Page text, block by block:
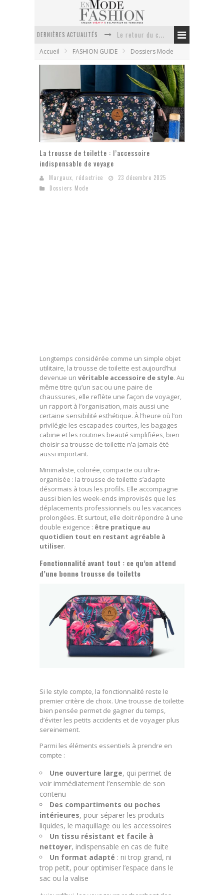
DERNIÈRES ACTUALITÉS
Le retour du cachemire version casual
Doudoune pour femme : choisir la pièce idéale entre style, chaleur et durabilité
La trousse de toilette : l’accessoire indispensable de voyage
Week-end spa en automne : quel maillot de bain choisir ?
Pourquoi le costume sur mesure à Paris est un incontournable de l’élégance contemporaine ?
Anti chute cheveux homme : quelles solutions pour renforcer sa chevelure ?
Accueil FASHION GUIDE Dossiers Mode
La trousse de toilette : l’accessoire
indispensable de voyage
Margaux, rédactrice
23 décembre 2025
Dossiers Mode
Longtemps considérée comme un simple objet
utilitaire, la trousse de toilette est aujourd’hui
devenue un véritable accessoire de style. Au
même titre qu’un sac ou une paire de
chaussures, elle reflète une façon de voyager,
un rapport à l’organisation, mais aussi une
certaine sensibilité esthétique. À l’heure où l’on
privilégie les escapades courtes, les bagages
cabine et les routines beauté simplifiées, bien
choisir sa trousse de toilette n’a jamais été
aussi important.
Minimaliste, colorée, compacte ou ultra-
organisée : la trousse de toilette s’adapte
désormais à tous les profils. Elle accompagne
aussi bien les week-ends improvisés que les
déplacements professionnels ou les vacances
prolongées. Et surtout, elle doit répondre à une
double exigence : être pratique au
quotidien tout en restant agréable à
utiliser.
Fonctionnalité avant tout : ce qu’on attend
d’une bonne trousse de toilette
Si le style compte, la fonctionnalité reste le
premier critère de choix. Une trousse de toilette
bien pensée permet de gagner du temps,
d’éviter les petits accidents et de voyager plus
sereinement.
Parmi les éléments essentiels à prendre en
compte :
Une ouverture large, qui permet de
voir immédiatement l’ensemble de son
contenu
Des compartiments ou poches
intérieures, pour séparer les produits
liquides, le maquillage ou les accessoires
Un tissu résistant et facile à
nettoyer, indispensable en cas de fuite
Un format adapté : ni trop grand, ni
trop petit, pour optimiser l’espace dans le
sac ou la valise